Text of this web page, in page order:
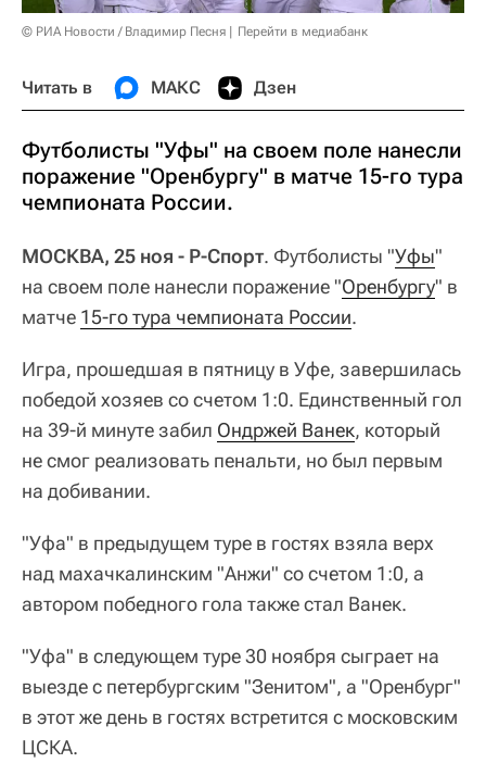
© РИА Новости / Владимир Песня Перейти в медиабанк
Читать в МАКС Дзен
Футболисты "Уфы" на своем поле нанесли
поражение "Оренбургу" в матче 15-го тура
чемпионата России.
МОСКВА, 25 ноя - Р-Спорт. Футболисты "Уфы"
на своем поле нанесли поражение "Оренбургу" в
матче 15-го тура чемпионата России.
Игра, прошедшая в пятницу в Уфе, завершилась
победой хозяев со счетом 1:0. Единственный гол
на 39-й минуте забил Ондржей Ванек, который
не смог реализовать пенальти, но был первым
на добивании.
"Уфа" в предыдущем туре в гостях взяла верх
над махачкалинским "Анжи" со счетом 1:0, а
автором победного гола также стал Ванек.
"Уфа" в следующем туре 30 ноября сыграет на
выезде с петербургским "Зенитом", а "Оренбург"
в этот же день в гостях встретится с московским
ЦСКА.